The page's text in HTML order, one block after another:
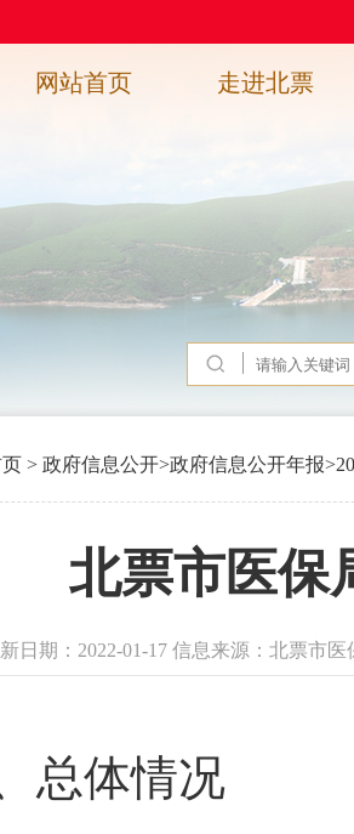
网站首页 走进北票
> 政府信息公开>政府信息公开年报>
北票市医保
日期：2022-01-17 信息来源：北票市
总体情况